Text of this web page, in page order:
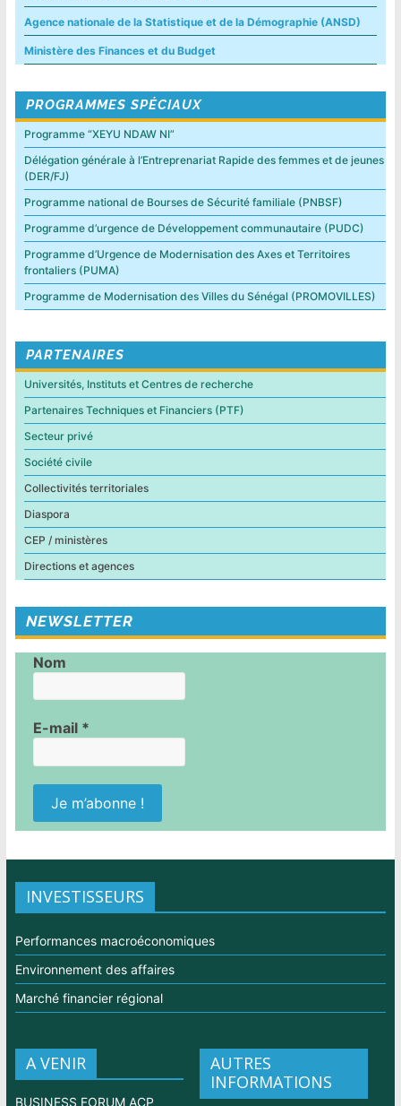
Agence nationale de la Statistique et de la Démographie (ANSD)
Ministère des Finances et du Budget
PROGRAMMES SPÉCIAUX
Programme “XEYU NDAW NI”
Délégation générale à l’Entreprenariat Rapide des femmes et de jeunes
(DER/FJ)
Programme national de Bourses de Sécurité familiale (PNBSF)
Programme d’urgence de Développement communautaire (PUDC)
Programme d’Urgence de Modernisation des Axes et Territoires
frontaliers (PUMA)
Programme de Modernisation des Villes du Sénégal (PROMOVILLES)
PARTENAIRES
Universités, Instituts et Centres de recherche
Partenaires Techniques et Financiers (PTF)
Secteur privé
Société civile
Collectivités territoriales
Diaspora
CEP / ministères
Directions et agences
NEWSLETTER
Nom
E-mail *
INVESTISSEURS
Performances macroéconomiques
Environnement des affaires
Marché financier régional
A VENIR
BUSINESS FORUM ACP
AUTRES
INFORMATIONS